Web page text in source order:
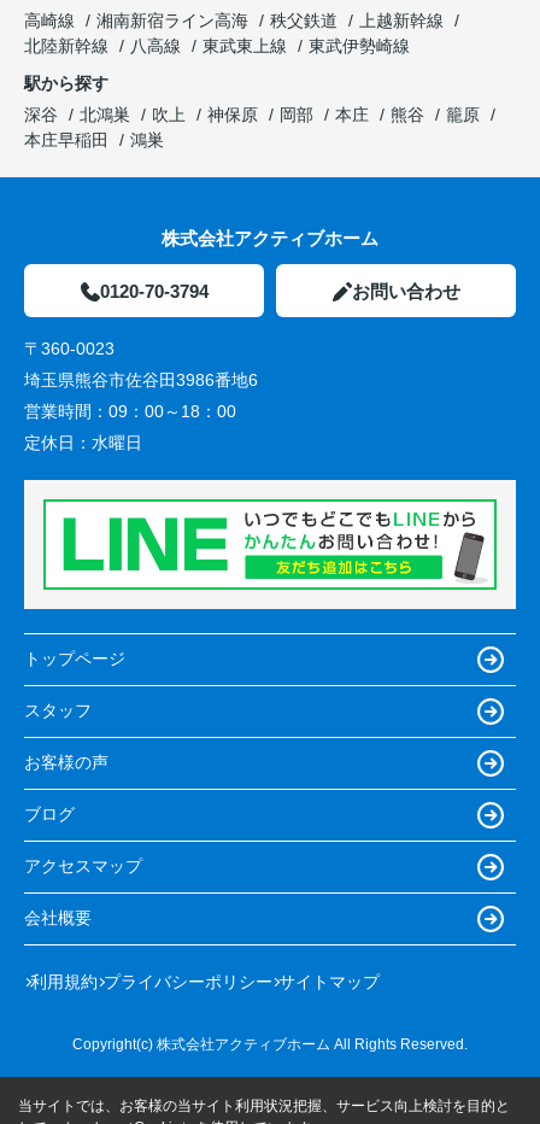
高崎線
湘南新宿ライン高海 秩父鉄道
上越新幹線
北陸新幹線
八高線 東武東上線
東武伊勢崎線
駅から探す
深谷
北鴻巣 吹上 神保原 岡部 本庄 熊谷
籠原
本庄早稲田
鴻巣
株式会社アクティブホーム
0120-70-3794 お問い合わせ
〒360-0023
埼玉県熊谷市佐谷田3986番地6
営業時間： 09：00～18：00
定休日： 水曜日
トップページ
スタッフ
お客様の声
ブログ
アクセスマップ
会社概要
利用規約 プライバシーポリシー サイトマップ
Copyright(c) 株式会社アクティブホーム All Rights Reserved.
当サイトでは、お客様の当サイト利用状況把握、サービス向上検討を目的と